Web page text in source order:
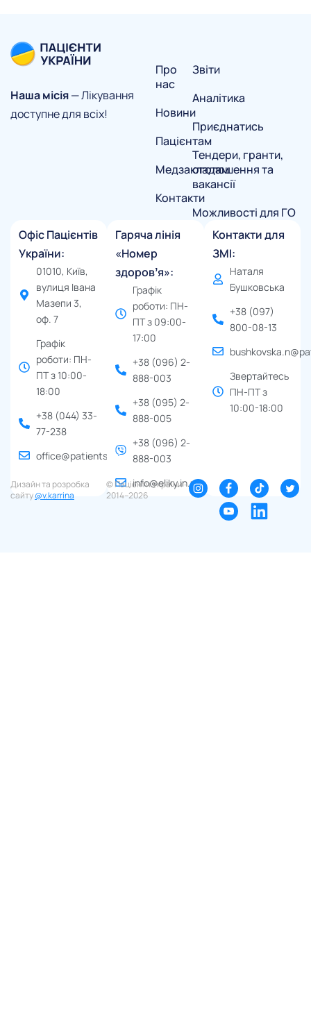
Наша місія— Лікування
доступне для всіх!
Про
нас
Новини
Пацієнтам
Медзакладам
Контакти
Звіти
Аналітика
Приєднатись
Тендери, гранти,
оголошення та
вакансії
Можливості для ГО
Офіс Пацієнтів
України:
01010, Київ,
вулиця Івана
Мазепи 3,
оф. 7
Графік
роботи: ПН-
ПТ з 10:00-
18:00
+38 (044) 33-
77-238
office@patients.org.ua
Гаряча лінія
«Номер
здоровʼя»:
Графік
роботи: ПН-
ПТ з 09:00-
17:00
+38 (096) 2-
888-003
+38 (095) 2-
888-005
+38 (096) 2-
888-003
info@eliky.in.ua
Контакти для
ЗМІ:
Наталя
Бушковська
+38 (097)
800-08-13
Звертайтесь
ПН-ПТ з
10:00-18:00
Дизайн та розробка
сайту@v.karrina
© Пацієнти України ∙
2014–2026